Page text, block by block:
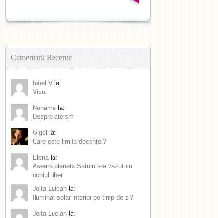
Comentarii Recente
Ionel V la:
Visul
Noname la:
Despre ateism
Gigel
la:
Care este limita decenței?
Elena la:
Aseară planeta Saturn s-a văzut cu
ochiul liber
Joita Luican la:
Iluminat solar interior pe timp de zi?
Joita Lucian la: